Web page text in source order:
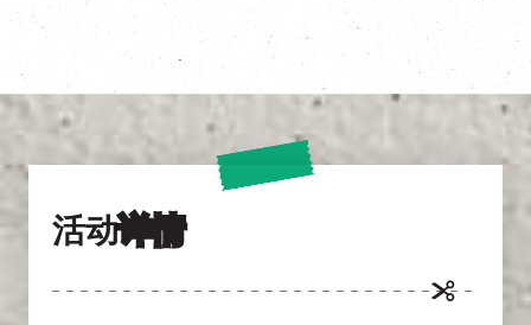
活动详情